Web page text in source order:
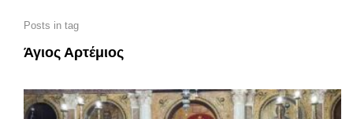
Posts in tag
Άγιος Αρτέμιος